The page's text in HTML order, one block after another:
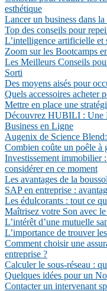
esthétique
Lancer un business dans
Top des conseils pour
L’intelligence artificielle et
Zoom sur les Bootcamps
Les Meilleurs Conseils
Sorti
Des moyens aisés pour
Quels accessoires acheter
Mettre en place une
Découvrez HUBILI : Une
Business en Ligne
Augenix de Science
Combien coûte un poêle à
Investissement immobilier
considérer en ce moment
Les avantages de la
SAP en entreprise :
Les édulcorants : tout ce
Maîtrisez votre Son avec
L’intérêt d’une mutuelle
L’importance de trouver
Comment choisir une
entreprise ?
Calculer le sous-réseau :
Quelques idées pour un
Contacter un intervenant